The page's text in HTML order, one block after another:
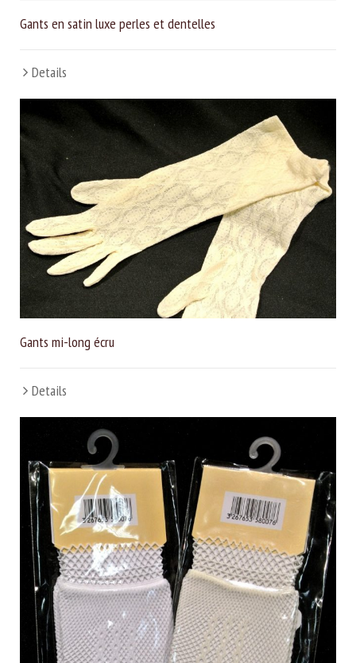
Gants en satin luxe perles et dentelles
Details
Gants mi-long écru
Details